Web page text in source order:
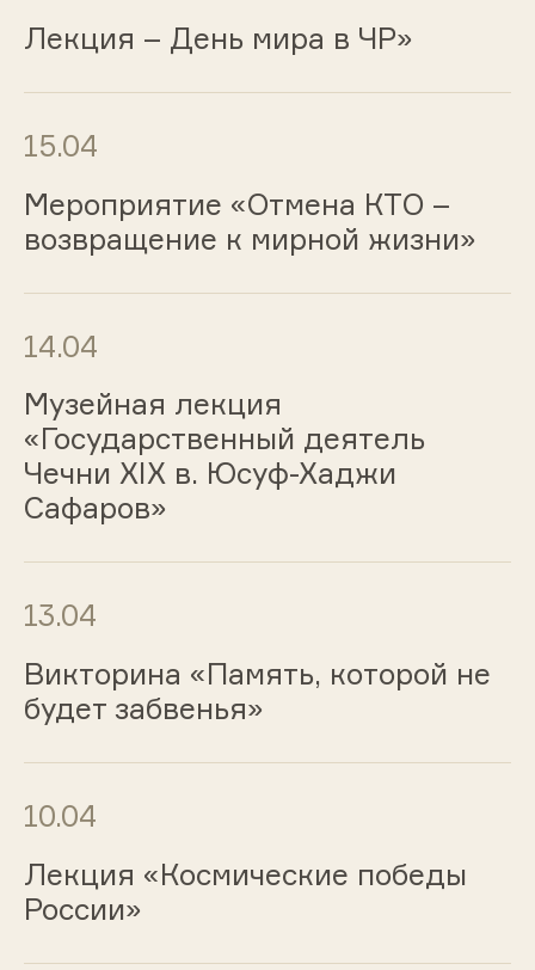
Лекция – День мира в ЧР»
15.04
Мероприятие «Отмена КТО –
возвращение к мирной жизни»
14.04
Музейная лекция
«Государственный деятель
Чечни XIX в. Юсуф-Хаджи
Сафаров»
13.04
Викторина «Память, которой не
будет забвенья»
10.04
Лекция «Космические победы
России»